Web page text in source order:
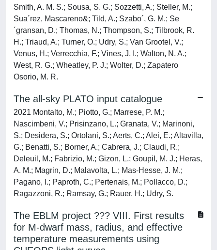
Smith, A. M. S.; Sousa, S. G.; Sozzetti, A.; Steller, M.;
Sua´rez, Mascareno&; Tild, A.; Szabo´, G. M.; Se
´gransan, D.; Thomas, N.; Thompson, S.; Tilbrook, R.
H.; Triaud, A.; Turner, O.; Udry, S.; Van Grootel, V.;
Venus, H.; Verrecchia, F.; Vines, J. I.; Walton, N. A.;
West, R. G.; Wheatley, P. J.; Wolter, D.; Zapatero
Osorio, M. R.
The all-sky PLATO input catalogue
2021 Montalto, M.; Piotto, G.; Marrese, P. M.;
Nascimbeni, V.; Prisinzano, L.; Granata, V.; Marinoni,
S.; Desidera, S.; Ortolani, S.; Aerts, C.; Alei, E.; Altavilla,
G.; Benatti, S.; Borner, A.; Cabrera, J.; Claudi, R.;
Deleuil, M.; Fabrizio, M.; Gizon, L.; Goupil, M. J.; Heras,
A. M.; Magrin, D.; Malavolta, L.; Mas-Hesse, J. M.;
Pagano, I.; Paproth, C.; Pertenais, M.; Pollacco, D.;
Ragazzoni, R.; Ramsay, G.; Rauer, H.; Udry, S.
The EBLM project ??? VIII. First results
for M-dwarf mass, radius, and effective
temperature measurements using